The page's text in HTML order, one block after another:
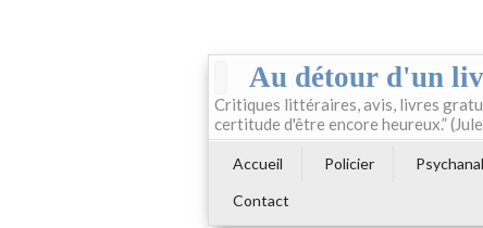
Au détour d'un
Critiques littéraires, avis, livres
certitude d'être encore heureux.”
Accueil Policier
Contact